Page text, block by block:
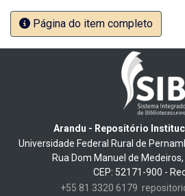
Página do item completo
Arandu - Repositório
Universidade Federal Rural de
Rua Dom Manuel de
CEP: 52171-900 -
+55 81 3320 6179